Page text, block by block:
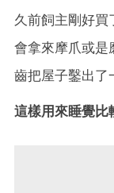
久前飼主剛好買
會拿來摩爪或是
齒把屋子鑿出了
這樣用來睡覺比